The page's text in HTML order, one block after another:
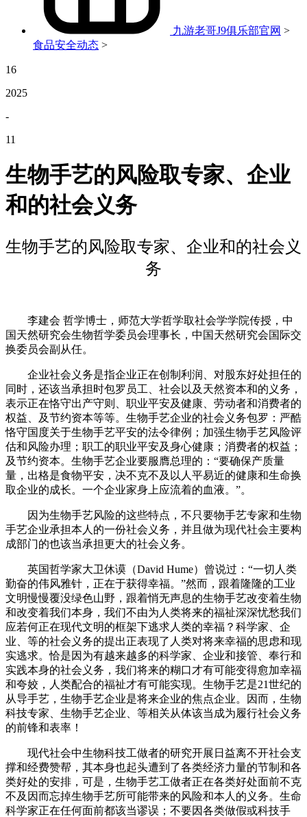
九游老哥J9俱乐部官网 >
食品安全动态 >
16
2025
-
11
生物手艺的风险取专家、企业
和的社会义务
生物手艺的风险取专家、企业和的社会义
务
李建会 哲学博士，师范大学哲学取社会学学院传授，中
国天然研究会生物哲学委员会理事长，中国天然研究会国际交
换委员会副从任。
企业社会义务是指企业正在创制利润、对股东好处担任的
同时，还该当承担时包罗员工、社会以及天然资本和的义务，
表示正在恪守出产守则、职业平安及健康、劳动者和消费者的
权益、及节约资本等等。生物手艺企业的社会义务包罗：严酷
恪守国度关于生物手艺平安的法令律例；加强生物手艺风险评
估和风险办理；职工的职业平安及身心健康；消费者的权益；
及节约资本。生物手艺企业要服膺总理的：“要确保产质量
量，出格是食物平安，决不克不及以人平易近的健康和生命换
取企业的成长。一个企业家身上应流着的血液。”。
因为生物手艺风险的这些特点，不只要物手艺专家和生物
手艺企业承担本人的一份社会义务，并且做为现代社会主要构
成部门的也该当承担更大的社会义务。
英国哲学家大卫休谟（David Hume）曾说过：“一切人类
勤奋的伟风雅针，正在于获得幸福。”然而，跟着隆隆的工业
文明慢慢覆没绿色山野，跟着悄无声息的生物手艺改变着生物
和改变着我们本身，我们不由为人类将来的福祉深深忧愁我们
应若何正在现代文明的框架下逃求人类的幸福？科学家、企
业、等的社会义务的提出正表现了人类对将来幸福的思虑和现
实逃求。恰是因为有越来越多的科学家、企业和接管、奉行和
实践本身的社会义务，我们将来的糊口才有可能变得愈加幸福
和夸姣，人类配合的福祉才有可能实现。生物手艺是21世纪的
从导手艺，生物手艺企业是将来企业的焦点企业。因而，生物
科技专家、生物手艺企业、等相关从体该当成为履行社会义务
的前锋和表率！
现代社会中生物科技工做者的研究开展日益离不开社会支
撑和经费赞帮，其本身也起头遭到了各类经济力量的节制和各
类好处的安排，可是，生物手艺工做者正在各类好处面前不克
不及因而忘掉生物手艺所可能带来的风险和本人的义务。生命
科学家正在任何面前都该当谬误；不要因各类做假或科技手